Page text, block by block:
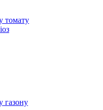
томату
газону